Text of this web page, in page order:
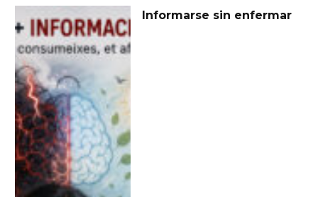
Informarse sin enfermar